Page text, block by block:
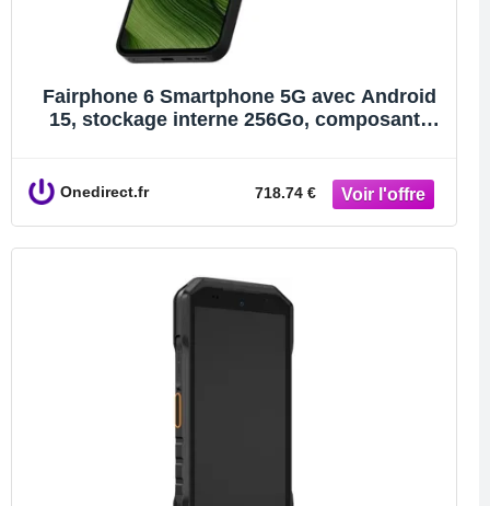
Fairphone 6 Smartphone 5G avec Android
15, stockage interne 256Go, composants
Onedirect.fr 718.74 €